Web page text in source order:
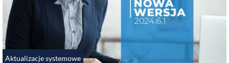
Aktualizacje systemowe